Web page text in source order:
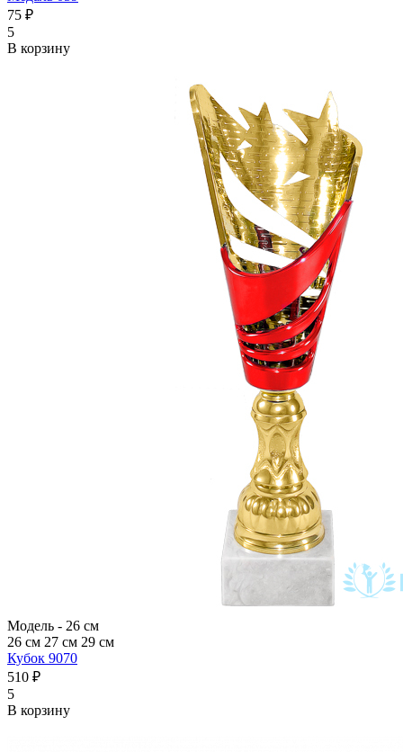
75 ₽
5
В корзину
Модель - 26 см
26 см 27 см 29 см
Кубок 9070
510 ₽
5
В корзину